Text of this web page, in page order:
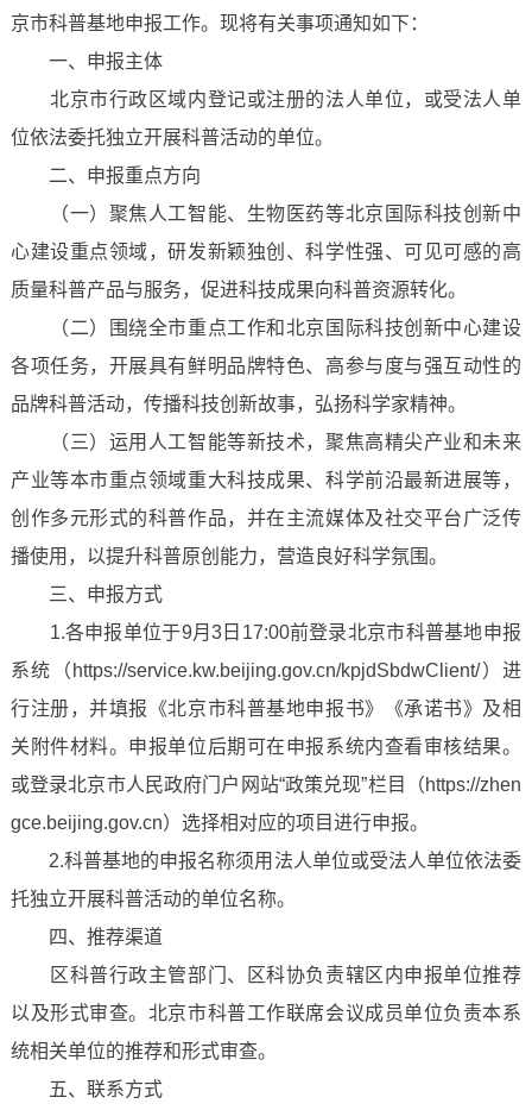
京市科普基地申报工作。现将有关事项通知如下：
一、申报主体
北京市行政区域内登记或注册的法人单位，或受法人单
位依法委托独立开展科普活动的单位。
二、申报重点方向
（一）聚焦人工智能、生物医药等北京国际科技创新中
心建设重点领域，研发新颖独创、科学性强、可见可感的高
质量科普产品与服务，促进科技成果向科普资源转化。
（二）围绕全市重点工作和北京国际科技创新中心建设
各项任务，开展具有鲜明品牌特色、高参与度与强互动性的
品牌科普活动，传播科技创新故事，弘扬科学家精神。
（三）运用人工智能等新技术，聚焦高精尖产业和未来
产业等本市重点领域重大科技成果、科学前沿最新进展等，
创作多元形式的科普作品，并在主流媒体及社交平台广泛传
播使用，以提升科普原创能力，营造良好科学氛围。
三、申报方式
1.各申报单位于9月3日17:00前登录北京市科普基地申报
系统（https://service.kw.beijing.gov.cn/kpjdSbdwClient/）进
行注册，并填报《北京市科普基地申报书》《承诺书》及相
关附件材料。申报单位后期可在申报系统内查看审核结果。
或登录北京市人民政府门户网站“政策兑现”栏目（https://zhen
gce.beijing.gov.cn）选择相对应的项目进行申报。
2.科普基地的申报名称须用法人单位或受法人单位依法委
托独立开展科普活动的单位名称。
四、推荐渠道
区科普行政主管部门、区科协负责辖区内申报单位推荐
以及形式审查。北京市科普工作联席会议成员单位负责本系
统相关单位的推荐和形式审查。
五、联系方式